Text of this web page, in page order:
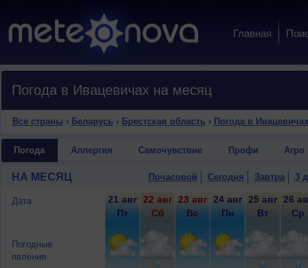
Главная
Погода в Ивацевичах на месяц
Все страны › Беларусь › Брестская область › Погода в Ивацевичах
Погода Аллергия Самочувствие Профи Агро
НА МЕСЯЦ Почасовой Сегодня Завтра 3
Дата
Погодные
явления
21 авг
Пт
22 авг
Сб
23 авг
Вс
24 авг
Пн
25 авг
Вт
26
Ср